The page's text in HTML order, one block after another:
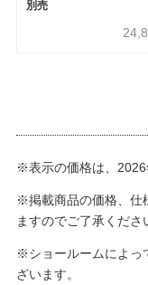
別売
※表示の価格は、2026
※掲載商品の価格、仕
ますのでご了承くださ
※ショールームによっ
ざいます。